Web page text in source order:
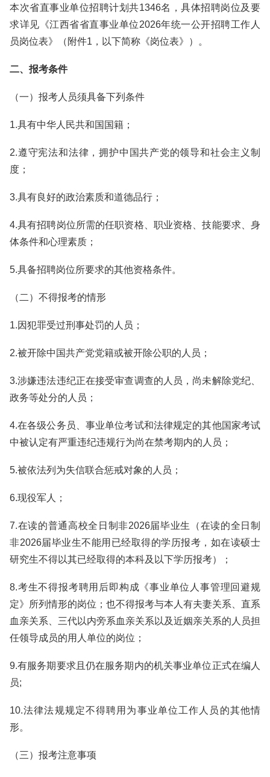
本次省直事业单位招聘计划共1346名，具体招聘岗位及要
求详见《江西省省直事业单位2026年统一公开招聘工作人
员岗位表》（附件1，以下简称《岗位表》）。
二、报考条件
（一）报考人员须具备下列条件
1.具有中华人民共和国国籍；
2.遵守宪法和法律，拥护中国共产党的领导和社会主义制
度；
3.具有良好的政治素质和道德品行；
4.具有招聘岗位所需的任职资格、职业资格、技能要求、身
体条件和心理素质；
5.具备招聘岗位所要求的其他资格条件。
（二）不得报考的情形
1.因犯罪受过刑事处罚的人员；
2.被开除中国共产党党籍或被开除公职的人员；
3.涉嫌违法违纪正在接受审查调查的人员，尚未解除党纪、
政务等处分的人员；
4.在各级公务员、事业单位考试和法律规定的其他国家考试
中被认定有严重违纪违规行为尚在禁考期内的人员；
5.被依法列为失信联合惩戒对象的人员；
6.现役军人；
7.在读的普通高校全日制非2026届毕业生（在读的全日制
非2026届毕业生不能用已经取得的学历报考，如在读硕士
研究生不得以其已经取得的本科及以下学历报考）；
8.考生不得报考聘用后即构成《事业单位人事管理回避规
定》所列情形的岗位；也不得报考与本人有夫妻关系、直系
血亲关系、三代以内旁系血亲关系以及近姻亲关系的人员担
任领导成员的用人单位的岗位；
9.有服务期要求且仍在服务期内的机关事业单位正式在编人
员;
10.法律法规规定不得聘用为事业单位工作人员的其他情
形。
（三）报考注意事项